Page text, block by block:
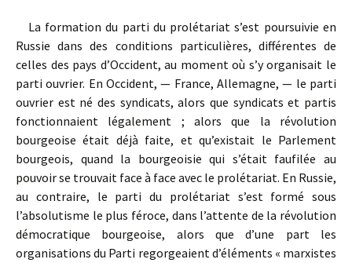
La formation du parti du prolétariat s’est poursuivie en
Russie dans des conditions particulières, différentes de
celles des pays d’Occident, au moment où s’y organisait le
parti ouvrier. En Occident, — France, Allemagne, — le parti
ouvrier est né des syndicats, alors que syndicats et partis
fonctionnaient légalement ; alors que la révolution
bourgeoise était déjà faite, et qu’existait le Parlement
bourgeois, quand la bourgeoisie qui s’était faufilée au
pouvoir se trouvait face à face avec le prolétariat. En Russie,
au contraire, le parti du prolétariat s’est formé sous
l’absolutisme le plus féroce, dans l’attente de la révolution
démocratique bourgeoise, alors que d’une part les
organisations du Parti regorgeaient d’éléments « marxistes